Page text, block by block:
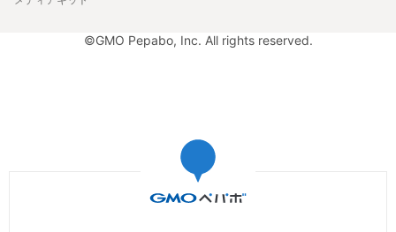
©GMO Pepabo, Inc. All rights reserved.